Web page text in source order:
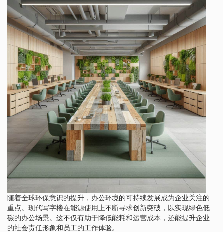
随着全球环保意识的提升，办公环境的可持续发展成为企业关注的
重点。现代写字楼在能源使用上不断寻求创新突破，以实现绿色低
碳的办公场景。这不仅有助于降低能耗和运营成本，还能提升企业
的社会责任形象和员工的工作体验。